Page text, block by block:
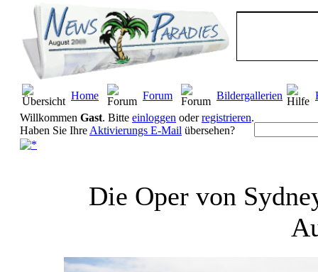
Home Forum Bildergallerien
Willkommen Gast. Bitte einloggen oderregistrieren.
Haben Sie Ihre Aktivierungs E-Mail übersehen?
Die Oper von